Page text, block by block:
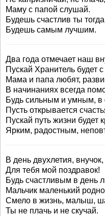
Маму с папой слушай.
Будешь счастлив ты
Будешь самым лучшим.
Два года отмечает наш
Пускай Хранитель будет
Мама и папа любят,
В начинаниях всегда
Будь сильным и умным, в
Пусть открывается
Пускай путь жизни будет
Ярким, радостным,
В день двухлетия, внучок,
Для тебя мой поздравок!
Будь счастливым в день
Мальчик маленький
Смело в жизнь, малыш,
Ты не плачь и не скучай.